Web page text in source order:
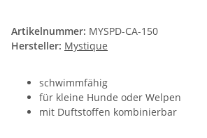
Artikelnummer: MYSPD-CA-150
Hersteller: Mystique
schwimmfähig
für kleine Hunde oder Welpen
mit Duftstoffen kombinierbar